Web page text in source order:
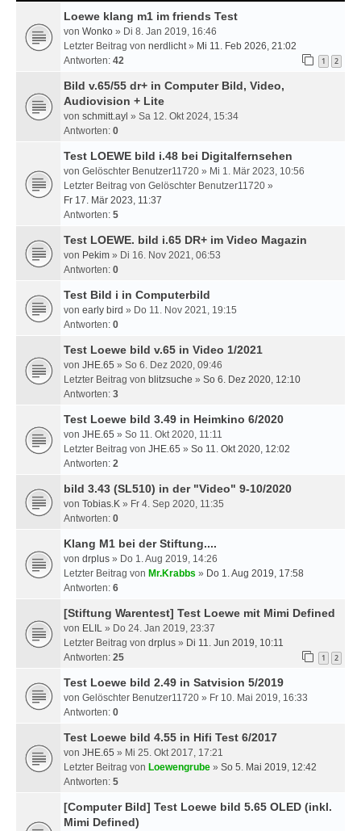
Loewe klang m1 im friends Test
von Wonko » Di 8. Jan 2019, 16:46
Letzter Beitrag von nerdlicht» Mi 11. Feb 2026, 21:02
Antworten: 42 1 2
Bild v.65/55 dr+ in Computer Bild, Video,
Audiovision + Lite
von schmitt.ayl » Sa 12. Okt 2024, 15:34
Antworten: 0
Test LOEWE bild i.48 bei Digitalfernsehen
von Gelöschter Benutzer11720 » Mi 1. Mär 2023, 10:56
Letzter Beitrag von Gelöschter Benutzer11720 »
Fr 17. Mär 2023, 11:37
Antworten: 5
Test LOEWE. bild i.65 DR+ im Video Magazin
von Pekim » Di 16. Nov 2021, 06:53
Antworten: 0
Test Bild i in Computerbild
von early bird » Do 11. Nov 2021, 19:15
Antworten: 0
Test Loewe bild v.65 in Video 1/2021
von JHE.65 » So 6. Dez 2020, 09:46
Letzter Beitrag von blitzsuche » So 6. Dez 2020, 12:10
Antworten: 3
Test Loewe bild 3.49 in Heimkino 6/2020
von JHE.65 » So 11. Okt 2020, 11:11
Letzter Beitrag von JHE.65 » So 11. Okt 2020, 12:02
Antworten: 2
bild 3.43 (SL510) in der "Video" 9-10/2020
von Tobias.K » Fr 4. Sep 2020, 11:35
Antworten: 0
Klang M1 bei der Stiftung....
von drplus » Do 1. Aug 2019, 14:26
Letzter Beitrag von Mr.Krabbs » Do 1. Aug 2019, 17:58
Antworten: 6
[Stiftung Warentest] Test Loewe mit Mimi Defined
von ELIL » Do 24. Jan 2019, 23:37
Letzter Beitrag von drplus » Di 11. Jun 2019, 10:11
Antworten: 25 1 2
Test Loewe bild 2.49 in Satvision 5/2019
von Gelöschter Benutzer11720 » Fr 10. Mai 2019, 16:33
Antworten: 0
Test Loewe bild 4.55 in Hifi Test 6/2017
von JHE.65 » Mi 25. Okt 2017, 17:21
Letzter Beitrag von Loewengrube » So 5. Mai 2019, 12:42
Antworten: 5
[Computer Bild] Test Loewe bild 5.65 OLED (inkl.
Mimi Defined)